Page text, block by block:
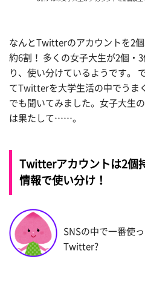
なんとTwitterのアカウントを2
約6割！ 多くの女子大生が2個・
り、使い分けているようです。
てTwitterを大学生活の中でうま
でも聞いてみました。女子大生
は果たして……。
Twitterアカウントは2個
情報で使い分け！
SNSの中で一番使
Twitter?